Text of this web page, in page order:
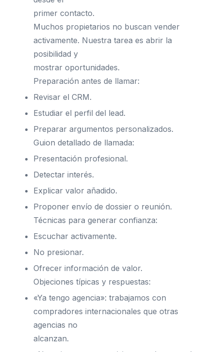
primer contacto.
Muchos propietarios no buscan vender
activamente. Nuestra tarea es abrir la
posibilidad y
mostrar oportunidades.
Preparación antes de llamar:
Revisar el CRM.
Estudiar el perfil del lead.
Preparar argumentos personalizados.
Guion detallado de llamada:
Presentación profesional.
Detectar interés.
Explicar valor añadido.
Proponer envío de dossier o reunión.
Técnicas para generar confianza:
Escuchar activamente.
No presionar.
Ofrecer información de valor.
Objeciones típicas y respuestas:
«Ya tengo agencia»: trabajamos con
compradores internacionales que otras
agencias no
alcanzan.